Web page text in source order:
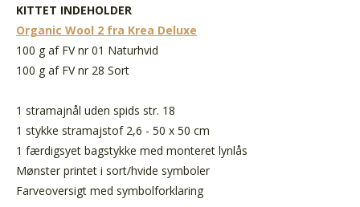
KITTET INDEHOLDER
Organic Wool 2 fra Krea Deluxe
100 g af FV nr 01 Naturhvid
100 g af FV nr 28 Sort
1 stramajnål uden spids str. 18
1 stykke stramajstof 2,6 - 50 x 50 cm
1 færdigsyet bagstykke med monteret lynlås
Mønster printet i sort/hvide symboler
Farveoversigt med symbolforklaring